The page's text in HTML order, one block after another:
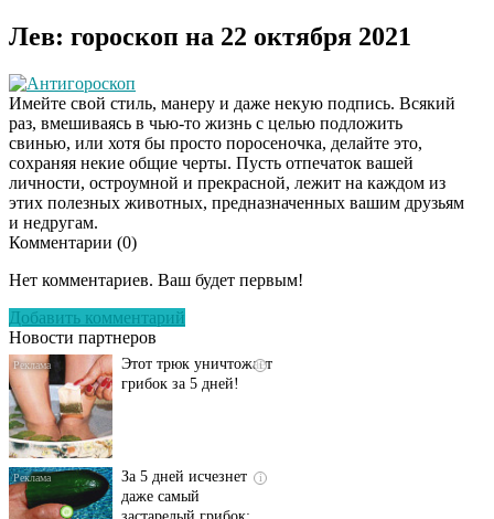
Лев: гороскоп на 22 октября 2021
Антигороскоп
Имейте свой стиль, манеру и даже некую подпись. Всякий
раз, вмешиваясь в чью-то жизнь с целью подложить
свинью, или хотя бы просто поросеночка, делайте это,
сохраняя некие общие черты. Пусть отпечаток вашей
личности, остроумной и прекрасной, лежит на каждом из
этих полезных животных, предназначенных вашим друзьям
и недругам.
Комментарии (0)
Нет комментариев. Ваш будет первым!
Добавить комментарий
Новости партнеров
Даже самый
исчезнет с корнем,
i
Этот трюк уничтожает
грибок за 5 дней!
i
За 5 дней исчезнет
даже самый
застарелый грибок: